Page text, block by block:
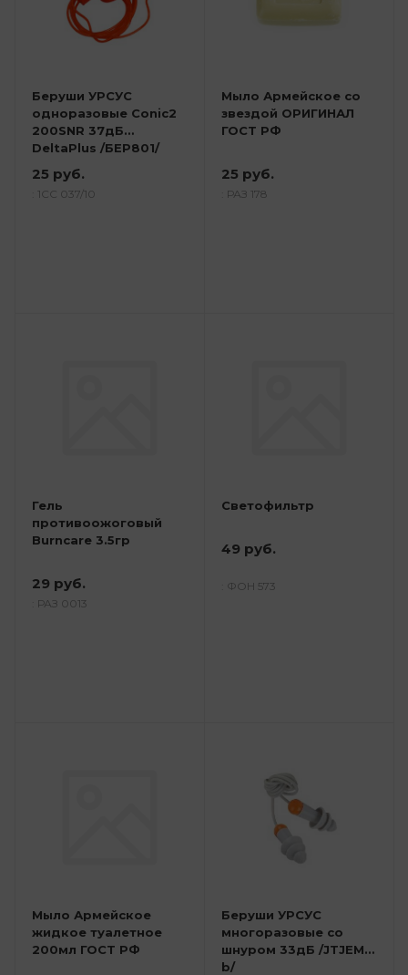
Беруши УРСУС
одноразовые Conic2
200SNR 37дБ
DeltaPlus /БЕР801/
25 руб.
: 1СС 037/10
Мыло Армейское со
звездой ОРИГИНАЛ
ГОСТ РФ
25 руб.
: РАЗ 178
Гель
противоожоговый
Burncare 3.5гр
29 руб.
: РАЗ 0013
Светофильтр
49 руб.
: ФОН 573
Мыло Армейское
жидкое туалетное
200мл ГОСТ РФ
Беруши УРСУС
многоразовые со
шнуром 33дБ /JTJEM1-
b/